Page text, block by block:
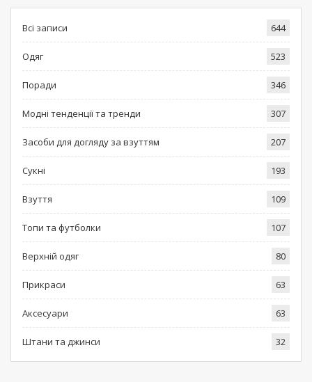
Всі записи 644
Одяг 523
Поради 346
Модні тенденції та тренди 307
Засоби для догляду за взуттям 207
Сукні 193
Взуття 109
Топи та футболки 107
Верхній одяг 80
Прикраси 63
Аксесуари 63
Штани та джинси 32